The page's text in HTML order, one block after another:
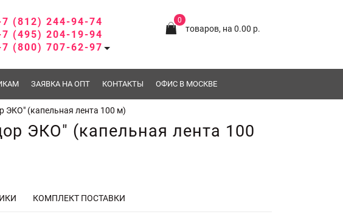
0
товаров, на 0.00 р.
(812) 244-94-74
(495) 204-19-94
(800) 707-62-97
ЗАЯВКА НА ОПТ КОНТАКТЫ ОФИС В МОСКВЕ
ЭКО" (капельная лента 100 м)
ЭКО" (капельная лента 100
КОМПЛЕКТ ПОСТАВКИ